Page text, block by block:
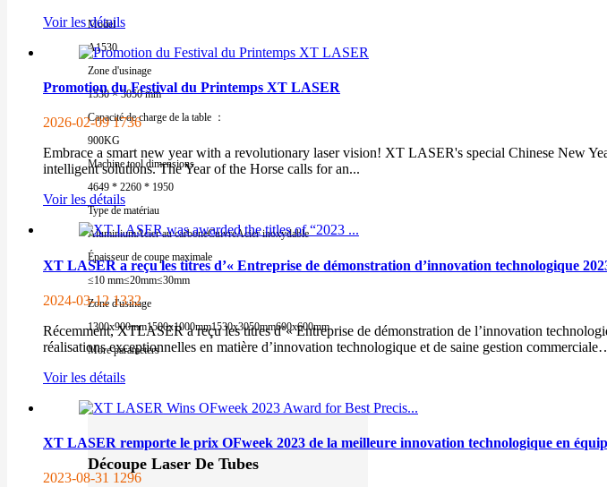
Model
A1530
Zone d'usinage
1530 × 3050 mm
Capacité de charge de la table ：
900KG
Machine tool dimensions
4649 * 2260 * 1950
Type de matériau
AluminiumAcier au carboneCuivreAcier inoxydable
Épaisseur de coupe maximale
≤10 mm≤20mm≤30mm
Zone d'usinage
1300x900mm1500x1000mm1530x3050mm600x600mm
More parameters
Découpe Laser De Tubes
Voir les détails
Promotion du Festival du Printemps XT LASER
2026-02-09 1736
Embrace a smart new year with a revolutionary laser vision! XT LASER's special Chinese New
intelligent solutions. The Year of the Horse calls for an...
Voir les détails
XT LASER a reçu les titres d’« Entreprise de démonstration d’innovation technologique
2024-03-12 1332
Récemment, XTLASER a reçu les titres d’« Entreprise de démonstration de l’innovation
réalisations exceptionnelles en matière d’innovation technologique et de saine gestion
Voir les détails
XT LASER remporte le prix OFweek 2023 de la meilleure innovation technologique en
2023-08-31 1296